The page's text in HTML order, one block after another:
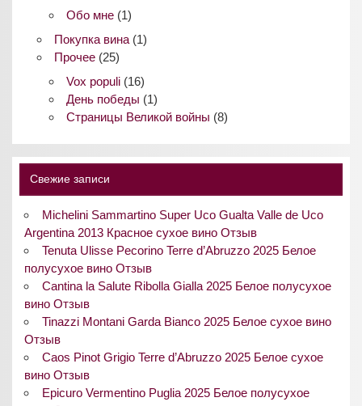
Обо мне(1)
Покупка вина(1)
Прочее(25)
Vox populi(16)
День победы (1)
Страницы Великой войны (8)
Свежие записи
Michelini Sammartino Super Uco Gualta Valle de Uco
Argentina 2013 Красное сухое вино Отзыв
Tenuta Ulisse Pecorino Terre d’Abruzzo 2025 Белое
полусухое вино Отзыв
Cantina la Salute Ribolla Gialla 2025 Белое полусухое
вино Отзыв
Tinazzi Montani Garda Bianco 2025 Белое сухое вино
Отзыв
Caos Pinot Grigio Terre d’Abruzzo 2025 Белое сухое
вино Отзыв
Epicuro Vermentino Puglia 2025 Белое полусухое